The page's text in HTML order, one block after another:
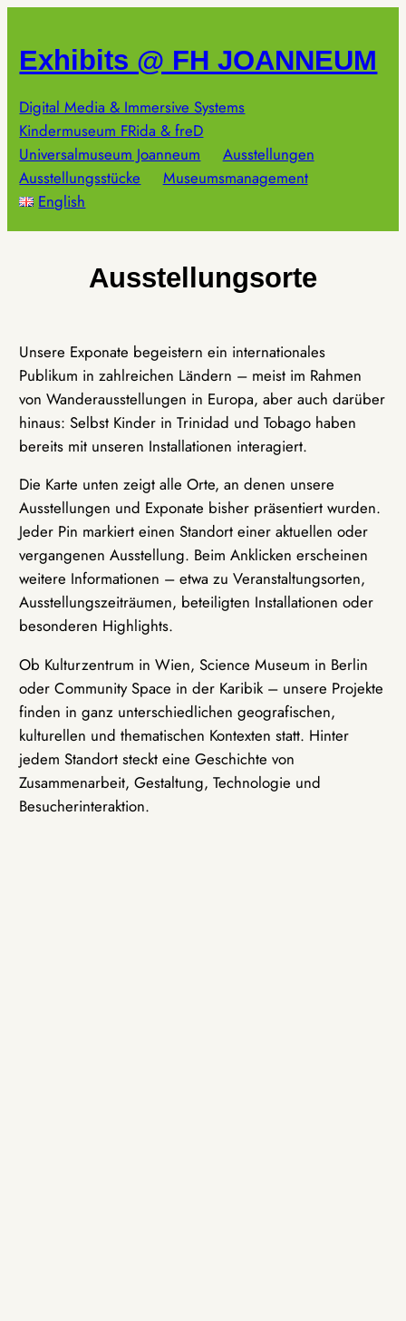
springen
Exhibits @ FH JOANNEUM
Digital Media & Immersive Systems
Kindermuseum FRida & freD
Universalmuseum Joanneum
Ausstellungen
Ausstellungsstücke
Museumsmanagement
English
Ausstellungsorte
Unsere Exponate begeistern ein internationales
Publikum in zahlreichen Ländern – meist im Rahmen
von Wanderausstellungen in Europa, aber auch darüber
hinaus: Selbst Kinder in Trinidad und Tobago haben
bereits mit unseren Installationen interagiert.
Die Karte unten zeigt alle Orte, an denen unsere
Ausstellungen und Exponate bisher präsentiert wurden.
Jeder Pin markiert einen Standort einer aktuellen oder
vergangenen Ausstellung. Beim Anklicken erscheinen
weitere Informationen – etwa zu Veranstaltungsorten,
Ausstellungszeiträumen, beteiligten Installationen oder
besonderen Highlights.
Ob Kulturzentrum in Wien, Science Museum in Berlin
oder Community Space in der Karibik – unsere Projekte
finden in ganz unterschiedlichen geografischen,
kulturellen und thematischen Kontexten statt. Hinter
jedem Standort steckt eine Geschichte von
Zusammenarbeit, Gestaltung, Technologie und
Besucherinteraktion.